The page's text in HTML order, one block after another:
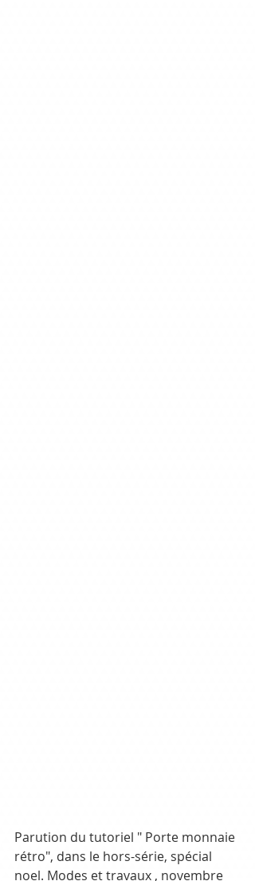
Parution du tutoriel " Porte monnaie
rétro", dans le hors-série, spécial
noel. Modes et travaux , novembre